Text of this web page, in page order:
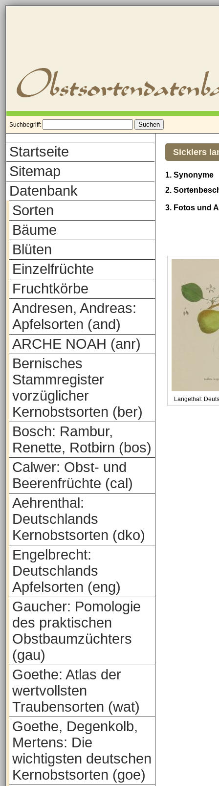
Suchbegriff:
Startseite
Sitemap
Datenbank
Sorten
Bäume
Blüten
Einzelfrüchte
Fruchtkörbe
Andresen, Andreas:
Apfelsorten (and)
ARCHE NOAH (anr)
Bernisches
Stammregister
vorzüglicher
Kernobstsorten (ber)
Bosch: Rambur,
Renette, Rotbirn (bos)
Calwer: Obst- und
Beerenfrüchte (cal)
Aehrenthal:
Deutschlands
Kernobstsorten (dko)
Engelbrecht:
Deutschlands
Apfelsorten (eng)
Gaucher: Pomologie
des praktischen
Obstbaumzüchters
(gau)
Goethe: Atlas der
wertvollsten
Traubensorten (wat)
Goethe, Degenkolb,
Mertens: Die
wichtigsten deutschen
Kernobstsorten (goe)
Sicklers
1. Synonyme
2.
3. Fotos und
Langethal: